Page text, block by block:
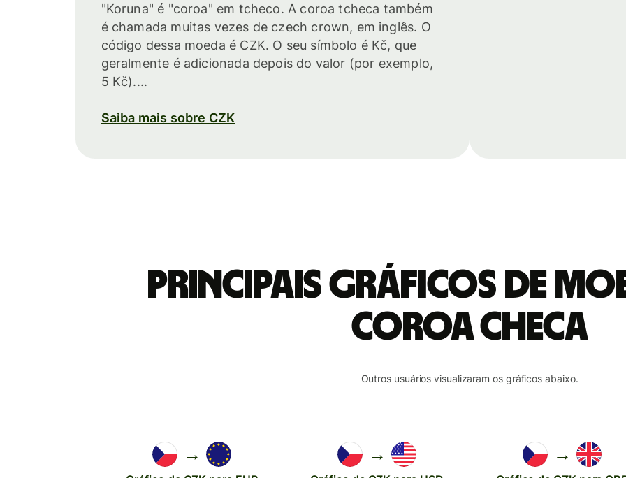
"Koruna" é "coroa" em tcheco. A coroa tcheca também
é chamada muitas vezes de czech crown, em inglês. O
código dessa moeda é CZK. O seu símbolo é Kč, que
geralmente é adicionada depois do valor (por exemplo,
5 Kč)....
Saiba mais sobre CZK
Principais gráficos de
Coroa checa
Outros usuários visualizaram os gráficos abaixo.
→ → →